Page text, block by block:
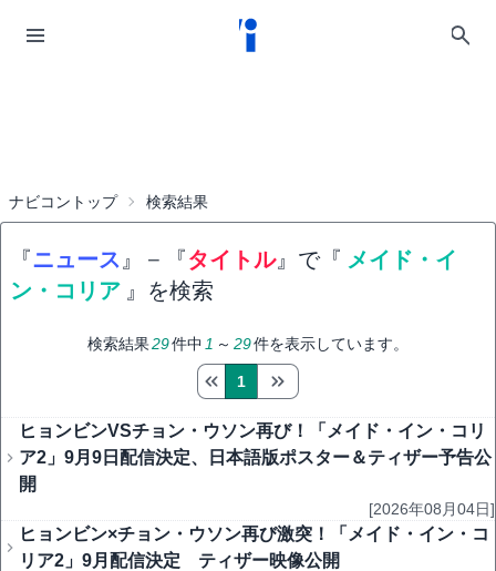
ナビコントップ 検索結果
『ニュース 』 − 『タイトル』で『 メイド・イ
ン・コリア 』を検索
検索結果29件中 1 ～ 29件を表示しています。
1
ヒョンビンVSチョン・ウソン再び！「メイド・イン・コリ
ア2」9月9日配信決定、日本語版ポスター＆ティザー予告公
開
[2026年08月04日]
ヒョンビン×チョン・ウソン再び激突！「メイド・イン・コ
リア2」9月配信決定 ティザー映像公開